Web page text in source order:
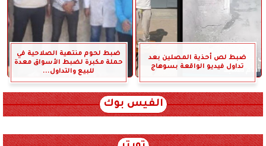
ضبط لص أحذية المصلين بعد
تداول فيديو الواقعة بسوهاج
ضبط لحوم منتهية الصلاحية في
حملة مكبرة لضبط الأسواق معدة
للبيع والتداول...
الفيس بوك